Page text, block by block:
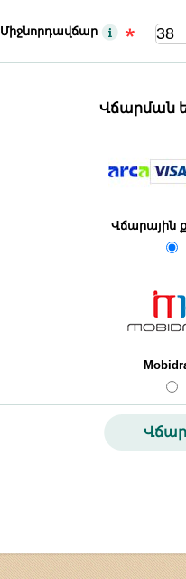
Միջնորդավճար
Վճարման
Վճարային